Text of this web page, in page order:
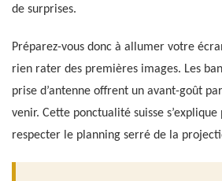
de surprises.
Préparez-vous donc à allumer votre
rien rater des premières images. Les
prise d’antenne offrent un avant-goût
venir. Cette ponctualité suisse
respecter le planning serré de la